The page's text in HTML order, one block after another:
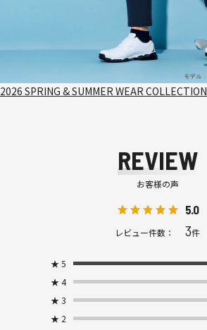
2026 SPRING & SUMMER WEAR COLLECTION
REVIEW
お客様の声
5.0
レビュー件数： 3件
★ 5
★ 4
★ 3
★ 2